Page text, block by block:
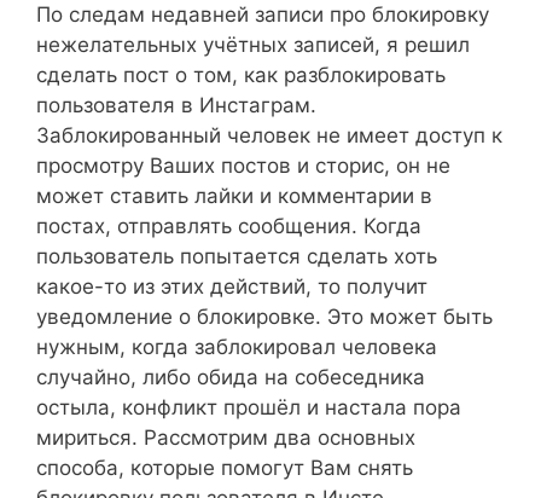
По следам недавней записи про блокировку
нежелательных учётных записей, я решил
сделать пост о том, как разблокировать
пользователя в Инстаграм.
Заблокированный человек не имеет доступ к
просмотру Ваших постов и сторис, он не
может ставить лайки и комментарии в
постах, отправлять сообщения. Когда
пользователь попытается сделать хоть
какое-то из этих действий, то получит
уведомление о блокировке. Это может быть
нужным, когда заблокировал человека
случайно, либо обида на собеседника
остыла, конфликт прошёл и настала пора
мириться. Рассмотрим два основных
способа, которые помогут Вам снять